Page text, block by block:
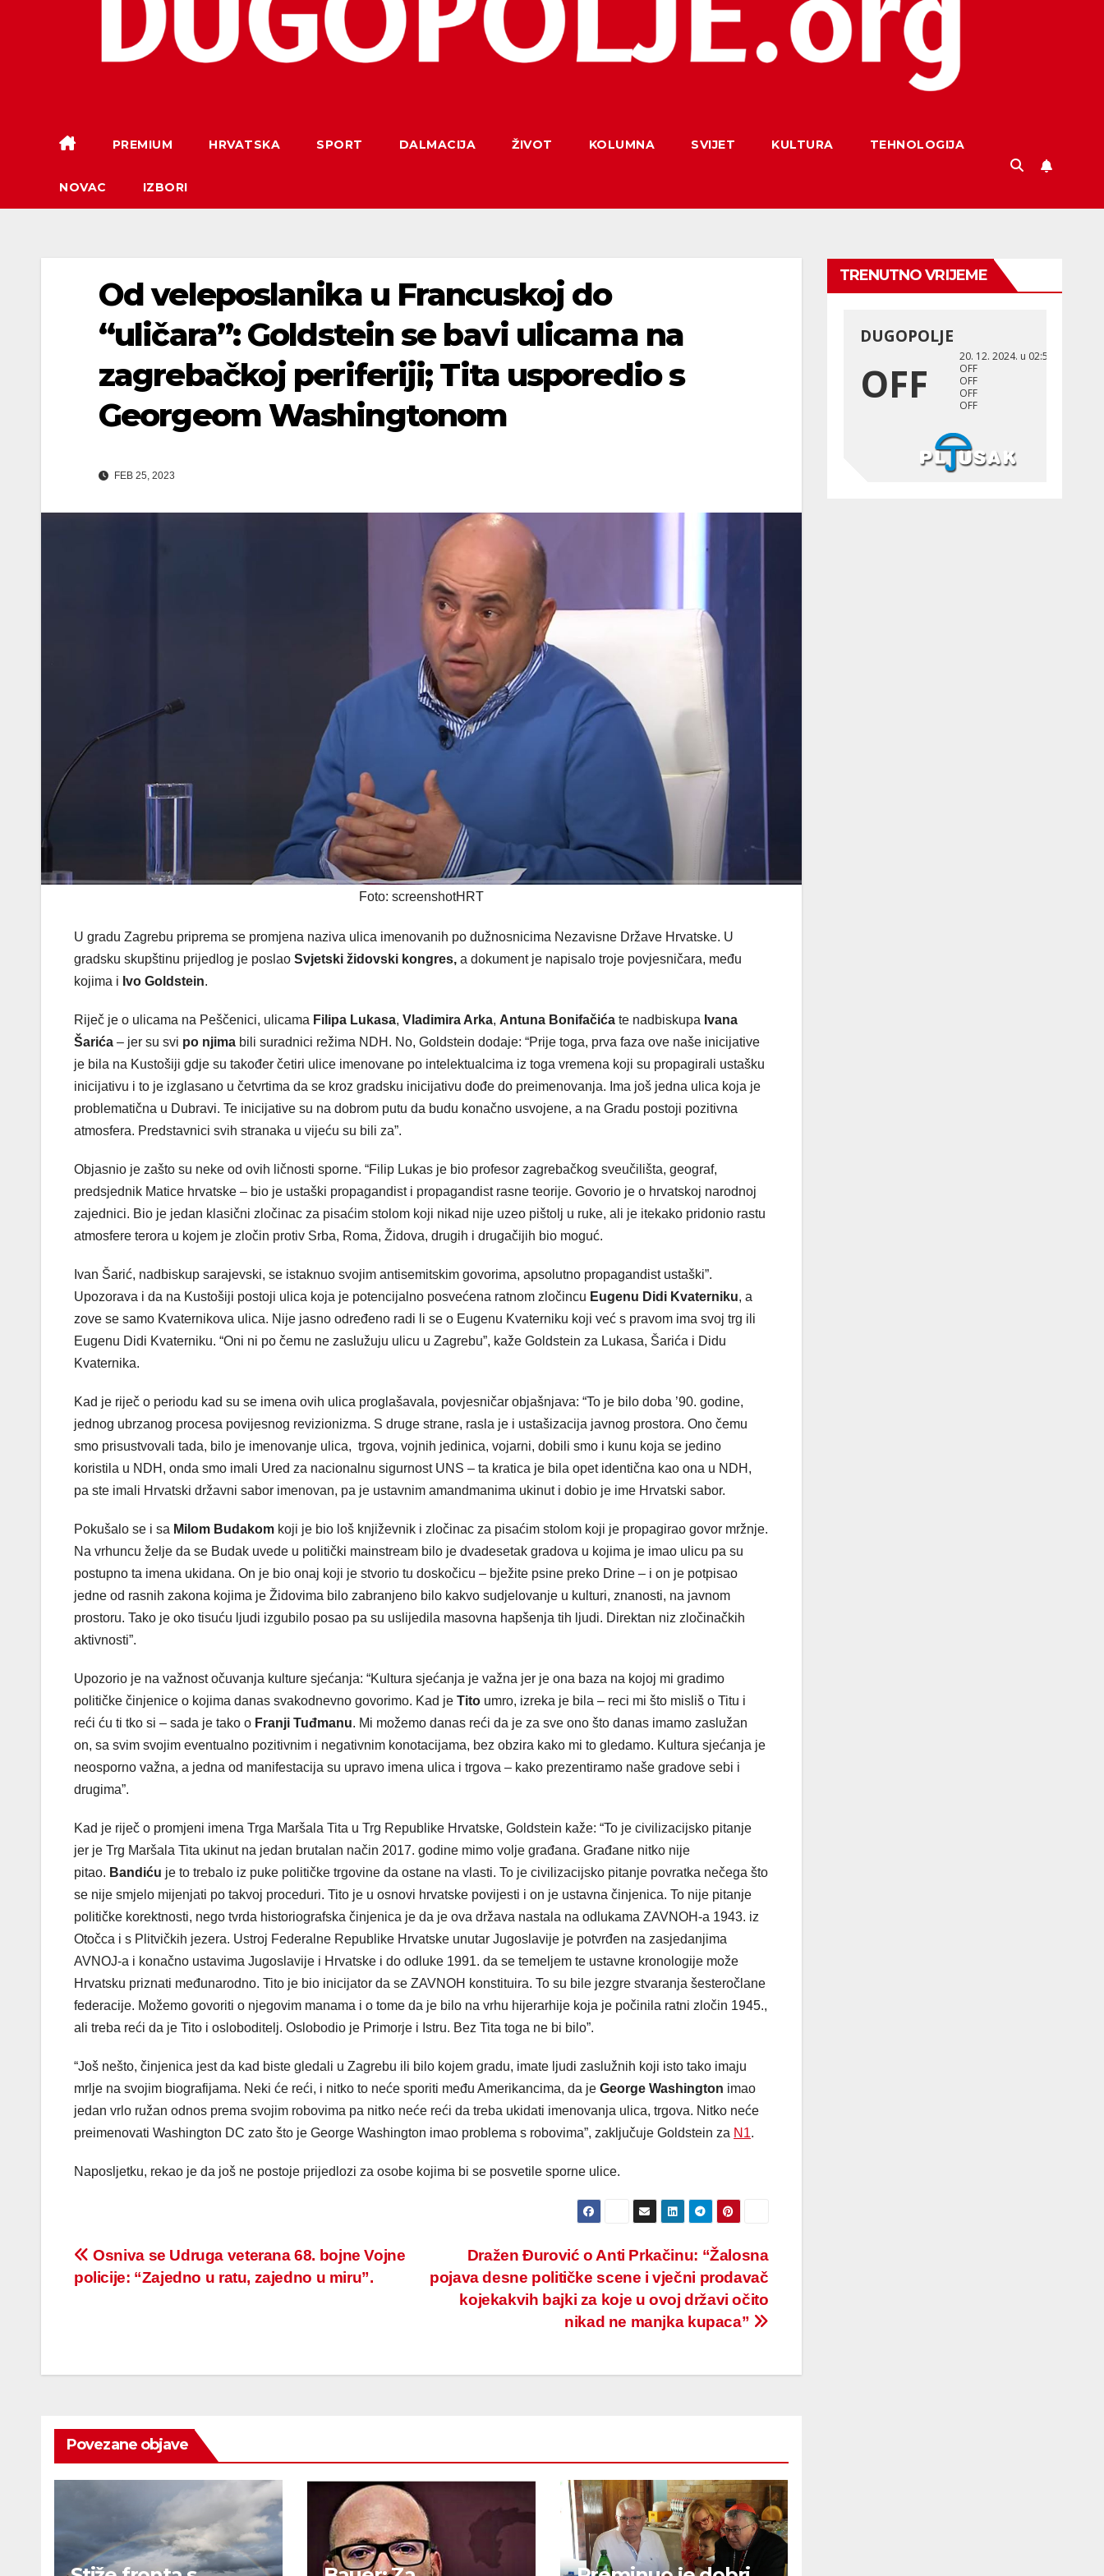
PREMIUM HRVATSKA SPORT DALMACIJA ŽIVOT KOLUMNA SVIJET KULTURA TEHNOLOGIJA
NOVAC IZBORI
Od veleposlanika u Francuskoj do
“uličara”: Goldstein se bavi ulicama na
zagrebačkoj periferiji; Tita usporedio s
Georgeom Washingtonom
FEB 25, 2023
Foto: screenshotHRT
U gradu Zagrebu priprema se promjena naziva ulica imenovanih po dužnosnicima Nezavisne Države Hrvatske. U
gradsku skupštinu prijedlog je poslao Svjetski židovski kongres, a dokument je napisalo troje povjesničara, među
kojima i Ivo Goldstein.
Riječ je o ulicama na Peščenici, ulicama Filipa Lukasa, Vladimira Arka, Antuna Bonifačića te nadbiskupa Ivana
Šarića – jer su svi po njima bili suradnici režima NDH. No, Goldstein dodaje: “Prije toga, prva faza ove naše inicijative
je bila na Kustošiji gdje su također četiri ulice imenovane po intelektualcima iz toga vremena koji su propagirali ustašku
inicijativu i to je izglasano u četvrtima da se kroz gradsku inicijativu dođe do preimenovanja. Ima još jedna ulica koja je
problematična u Dubravi. Te inicijative su na dobrom putu da budu konačno usvojene, a na Gradu postoji pozitivna
atmosfera. Predstavnici svih stranaka u vijeću su bili za”.
Objasnio je zašto su neke od ovih ličnosti sporne. “Filip Lukas je bio profesor zagrebačkog sveučilišta, geograf,
predsjednik Matice hrvatske – bio je ustaški propagandist i propagandist rasne teorije. Govorio je o hrvatskoj narodnoj
zajednici. Bio je jedan klasični zločinac za pisaćim stolom koji nikad nije uzeo pištolj u ruke, ali je itekako pridonio rastu
atmosfere terora u kojem je zločin protiv Srba, Roma, Židova, drugih i drugačijih bio moguć.
Ivan Šarić, nadbiskup sarajevski, se istaknuo svojim antisemitskim govorima, apsolutno propagandist ustaški”.
Upozorava i da na Kustošiji postoji ulica koja je potencijalno posvećena ratnom zločincu Eugenu Didi Kvaterniku, a
zove se samo Kvaternikova ulica. Nije jasno određeno radi li se o Eugenu Kvaterniku koji već s pravom ima svoj trg ili
Eugenu Didi Kvaterniku. “Oni ni po čemu ne zaslužuju ulicu u Zagrebu”, kaže Goldstein za Lukasa, Šarića i Didu
Kvaternika.
Kad je riječ o periodu kad su se imena ovih ulica proglašavala, povjesničar objašnjava: “To je bilo doba ’90. godine,
jednog ubrzanog procesa povijesnog revizionizma. S druge strane, rasla je i ustašizacija javnog prostora. Ono čemu
smo prisustvovali tada, bilo je imenovanje ulica, trgova, vojnih jedinica, vojarni, dobili smo i kunu koja se jedino
koristila u NDH, onda smo imali Ured za nacionalnu sigurnost UNS – ta kratica je bila opet identična kao ona u NDH,
pa ste imali Hrvatski državni sabor imenovan, pa je ustavnim amandmanima ukinut i dobio je ime Hrvatski sabor.
Pokušalo se i sa Milom Budakom koji je bio loš književnik i zločinac za pisaćim stolom koji je propagirao govor mržnje.
Na vrhuncu želje da se Budak uvede u politički mainstream bilo je dvadesetak gradova u kojima je imao ulicu pa su
postupno ta imena ukidana. On je bio onaj koji je stvorio tu doskočicu – bježite psine preko Drine – i on je potpisao
jedne od rasnih zakona kojima je Židovima bilo zabranjeno bilo kakvo sudjelovanje u kulturi, znanosti, na javnom
prostoru. Tako je oko tisuću ljudi izgubilo posao pa su uslijedila masovna hapšenja tih ljudi. Direktan niz zločinačkih
aktivnosti”.
Upozorio je na važnost očuvanja kulture sjećanja: “Kultura sjećanja je važna jer je ona baza na kojoj mi gradimo
političke činjenice o kojima danas svakodnevno govorimo. Kad je Tito umro, izreka je bila – reci mi što misliš o Titu i
reći ću ti tko si – sada je tako o Franji Tuđmanu. Mi možemo danas reći da je za sve ono što danas imamo zaslužan
on, sa svim svojim eventualno pozitivnim i negativnim konotacijama, bez obzira kako mi to gledamo. Kultura sjećanja je
neosporno važna, a jedna od manifestacija su upravo imena ulica i trgova – kako prezentiramo naše gradove sebi i
drugima”.
Kad je riječ o promjeni imena Trga Maršala Tita u Trg Republike Hrvatske, Goldstein kaže: “To je civilizacijsko pitanje
jer je Trg Maršala Tita ukinut na jedan brutalan način 2017. godine mimo volje građana. Građane nitko nije
pitao. Bandiću je to trebalo iz puke političke trgovine da ostane na vlasti. To je civilizacijsko pitanje povratka nečega što
se nije smjelo mijenjati po takvoj proceduri. Tito je u osnovi hrvatske povijesti i on je ustavna činjenica. To nije pitanje
političke korektnosti, nego tvrda historiografska činjenica je da je ova država nastala na odlukama ZAVNOH-a 1943. iz
Otočca i s Plitvičkih jezera. Ustroj Federalne Republike Hrvatske unutar Jugoslavije je potvrđen na zasjedanjima
AVNOJ-a i konačno ustavima Jugoslavije i Hrvatske i do odluke 1991. da se temeljem te ustavne kronologije može
Hrvatsku priznati međunarodno. Tito je bio inicijator da se ZAVNOH konstituira. To su bile jezgre stvaranja šesteročlane
federacije. Možemo govoriti o njegovim manama i o tome da je bilo na vrhu hijerarhije koja je počinila ratni zločin 1945.,
ali treba reći da je Tito i osloboditelj. Oslobodio je Primorje i Istru. Bez Tita toga ne bi bilo”.
“Još nešto, činjenica jest da kad biste gledali u Zagrebu ili bilo kojem gradu, imate ljudi zaslužnih koji isto tako imaju
mrlje na svojim biografijama. Neki će reći, i nitko to neće sporiti među Amerikancima, da je George Washington imao
jedan vrlo ružan odnos prema svojim robovima pa nitko neće reći da treba ukidati imenovanja ulica, trgova. Nitko neće
preimenovati Washington DC zato što je George Washington imao problema s robovima”, zaključuje Goldstein za N1.
Naposljetku, rekao je da još ne postoje prijedlozi za osobe kojima bi se posvetile sporne ulice.
Post
navigation
Dražen Đurović o Anti Prkačinu: “Žalosna
pojava desne političke scene i vječni prodavač
kojekakvih bajki za koje u ovoj državi očito
nikad ne manjka kupaca”
Osniva se Udruga veterana 68. bojne Vojne
policije: “Zajedno u ratu, zajedno u miru”.
Povezane objave
TRENUTNO VRIJEME